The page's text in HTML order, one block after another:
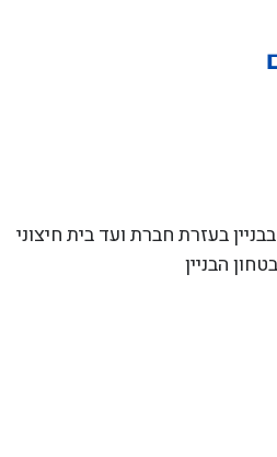
בעזרת חברת ועד בית חיצוני
הבניין